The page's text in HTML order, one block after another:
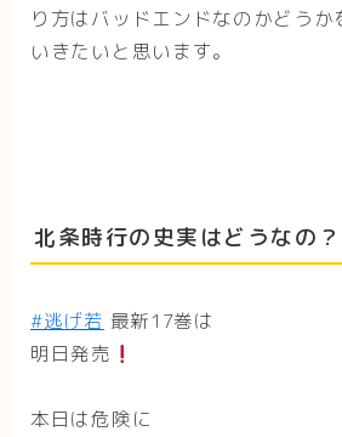
り方はバッドエンドなのかどうか
いきたいと思います。
北条時行の史実はどうなの？
#逃げ若 最新17巻は
明日発売
本日は危険に